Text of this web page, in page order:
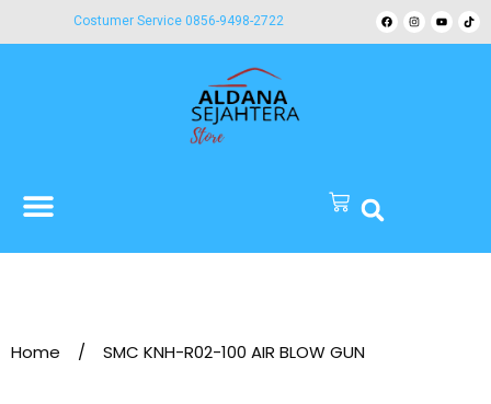
Costumer Service 0856-9498-2722
Home / SMC KNH-R02-100 AIR BLOW GUN